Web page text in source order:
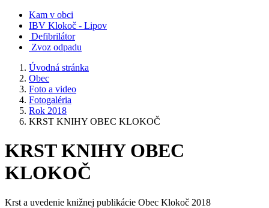
Kam v obci
IBV Klokoč - Lipov
Defibrilátor
Zvoz odpadu
Úvodná stránka
Obec
Foto a video
Fotogaléria
Rok 2018
KRST KNIHY OBEC KLOKOČ
KRST KNIHY OBEC
KLOKOČ
Krst a uvedenie knižnej publikácie Obec Klokoč 2018